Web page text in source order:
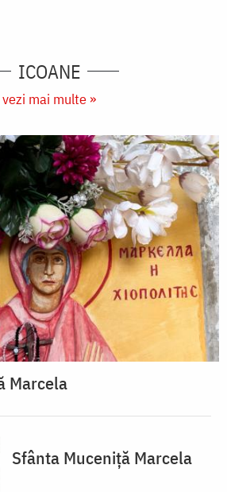
ICOANE
vezi mai multe »
Marcela
Sfânta Muceniță Marcela